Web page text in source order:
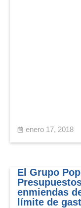
enero 17, 2018
El Grupo
enmiendas
límite de